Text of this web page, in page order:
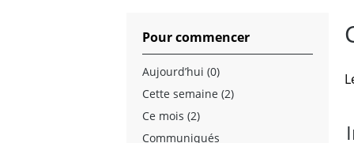
Pour commencer
Aujourd’hui (0)
Cette semaine (2)
Ce mois (2)
Communiqués